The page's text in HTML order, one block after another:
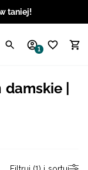
taniej!
1
|